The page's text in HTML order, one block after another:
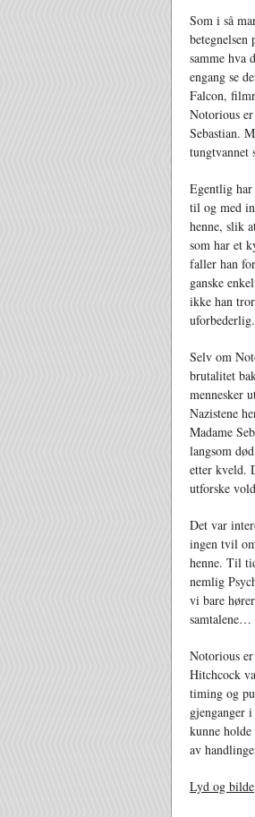
Som i så
samme hva
engang se
Falcon,
Notorious
Sebastian.
tungtvannet
Egentlig har
til og med
henne, slik
som har et
faller han
ganske
ikke han
uforbederlig.
Selv om
brutalitet
mennesker
Nazistene
Madame
langsom
etter kveld.
utforske
Det var
ingen tvil
henne. Til
nemlig
vi bare
samtalene…
Notorious
Hitchcock
timing og
gjenganger
kunne
av
Lyd og bilde